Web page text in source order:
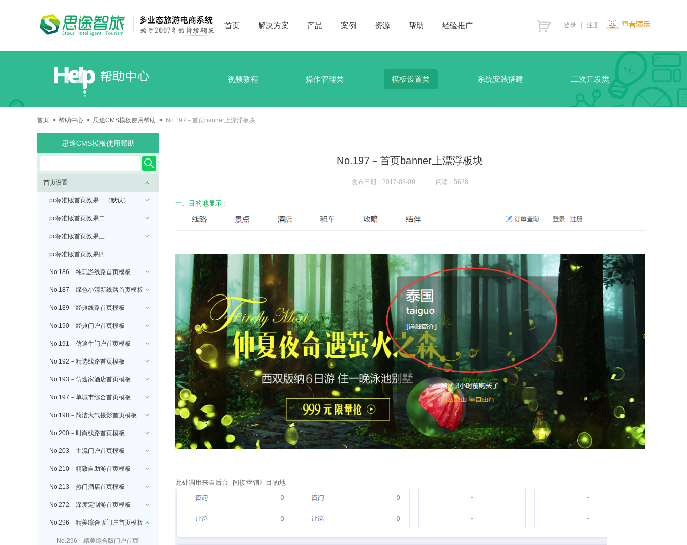
首页 解决方案 产品 案例 资源 帮助 经验推广 登录 注册
视频教程 操作管理类 模板设置类 系统安装搭建 二次开发类
首页 > 帮助中心 > 思途CMS模板使用帮助 > No.197－首页banner上漂浮板块
思途CMS模板使用帮助
首页设置
pc标准版首页效果一（默认）
pc标准版首页效果二
pc标准版首页效果三
pc标准版首页效果四
No.186－纯玩游线路首页模板
No.187－绿色小清新线路首页模板
No.189－经典线路首页模板
No.190－经典门户首页模板
No.191－仿途牛门户首页模板
No.192－精选线路首页模板
No.193－仿途家酒店首页模板
No.197－单城市综合首页模板
No.198－简洁大气摄影首页模板
No.200－时尚线路首页模板
No.203－主流门户首页模板
No.210－精致自助游首页模板
No.213－热门酒店首页模板
No.272－深度定制游首页模板
No.296－精美综合版门户首页模板
No.296－精美综合版门户首页
No.197－首页banner上漂浮板块
发布日期：2017-03-09 阅读：5628
一、目的地显示：
此处调用来自后台 间接营销》目的地